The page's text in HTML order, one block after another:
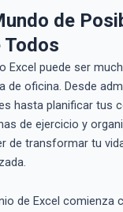
de
Todos
Excel puede ser
de oficina. Desde
hasta planificar tus
de ejercicio y
de transformar tu
de Excel comienza